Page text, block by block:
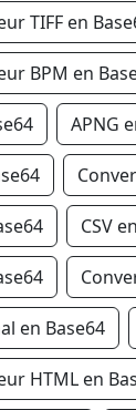
TIFF en
BPM en
APNG
CSV
en Base64
HTML en